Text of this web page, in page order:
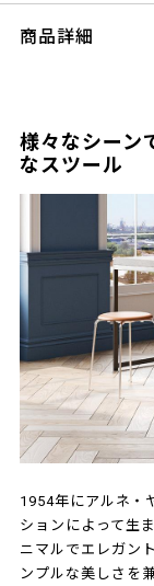
商品詳細
様々なシーン
なスツール
1954年にアルネ・
ションによって生
ニマルでエレガン
ンプルな美しさを